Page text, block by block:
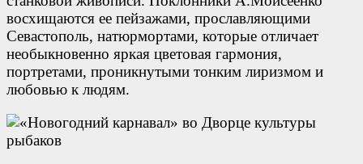
восхищаются ее пейзажами, прославляющими
Севастополь, натюрмортами, которые отличает
необыкновенно яркая цветовая гармония,
портретами, проникнутыми тонким лиризмом и
любовью к людям.